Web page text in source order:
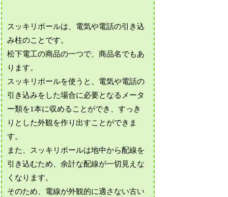
スッキリポールは、電気や電話の引き込
み柱のことです。
松下電工の商品の一つで、商品名でもあ
ります。
スッキリポールを使うと、電気や電話の
引き込みをした場合に必要となるメータ
ー類を1本に収めることができ、すっき
りとした外観を作り出すことができま
す。
また、スッキリポールは地中から配線を
引き込むため、余計な配線が一切見えな
くなります。
そのため、電線が外観的に適さない古い